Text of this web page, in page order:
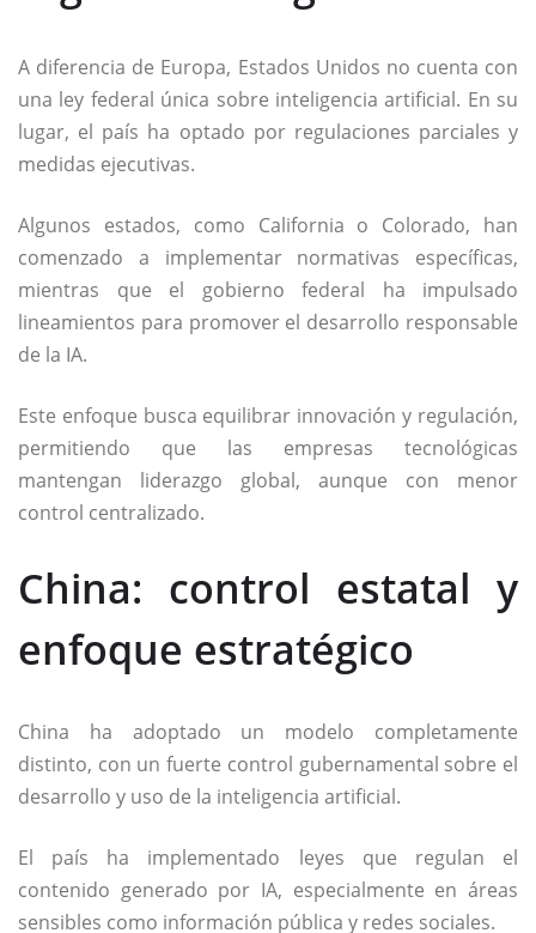
A diferencia de Europa, Estados Unidos no cuenta con
una ley federal única sobre inteligencia artificial. En su
lugar, el país ha optado por regulaciones parciales y
medidas ejecutivas.
Algunos estados, como California o Colorado, han
comenzado a implementar normativas específicas,
mientras que el gobierno federal ha impulsado
lineamientos para promover el desarrollo responsable
de la IA.
Este enfoque busca equilibrar innovación y regulación,
permitiendo que las empresas tecnológicas
mantengan liderazgo global, aunque con menor
control centralizado.
China: control estatal y
enfoque estratégico
China ha adoptado un modelo completamente
distinto, con un fuerte control gubernamental sobre el
desarrollo y uso de la inteligencia artificial.
El país ha implementado leyes que regulan el
contenido generado por IA, especialmente en áreas
sensibles como información pública y redes sociales.